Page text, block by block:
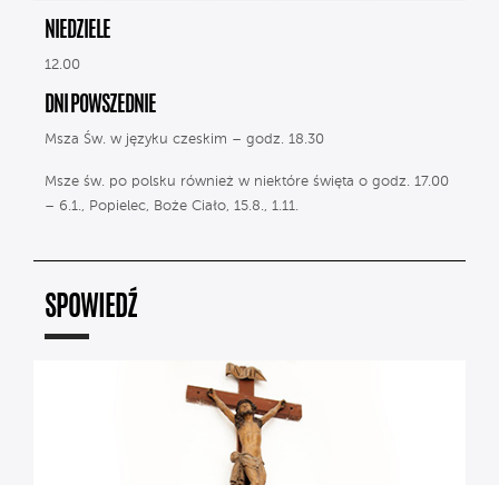
NIEDZIELE
12.00
DNI POWSZEDNIE
Msza Św. w języku czeskim – godz. 18.30
Msze św. po polsku również w niektóre święta o godz. 17.00
– 6.1., Popielec, Boże Ciało, 15.8., 1.11.
SPOWIEDŹ